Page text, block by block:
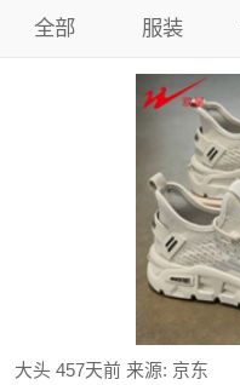
全部 服装
大头 457天前来源: 京东